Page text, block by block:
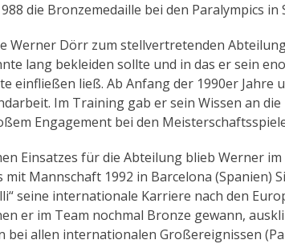
die Bronzemedaille bei den Paralympics in
Werner Dörr zum stellvertretenden
lang bekleiden sollte und in das er sein
einfließen ließ. Ab Anfang der 1990er Jahre
Im Training gab er sein Wissen an
Engagement bei den
Einsatzes für die Abteilung blieb Werner
mit Mannschaft 1992 in Barcelona (Spanien)
seine internationale Karriere nach den
er im Team nochmal Bronze gewann,
bei allen internationalen Großereignissen